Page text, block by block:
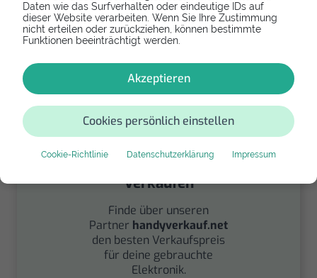
Daten wie das Surfverhalten oder eindeutige IDs auf
dieser Website verarbeiten. Wenn Sie Ihre Zustimmung
nicht erteilen oder zurückziehen, können bestimmte
Funktionen beeinträchtigt werden.
Akzeptieren
Cookies persönlich einstellen
Cookie-Richtlinie Datenschutzerklärung Impressum
Spende Dein Gerät über
handysfuerdieumwelt.de
Verkaufen
Finde über unseren
Partner handyverkauf.net
den besten Verkaufspreis
für deine gebrauchte
Elektronik.